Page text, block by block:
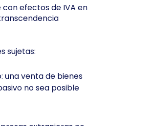
efectos de IVA en
sujetas:
una venta de bienes
no sea posible